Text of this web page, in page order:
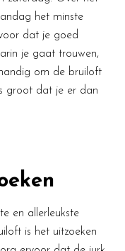
het minste
dat je goed
je gaat trouwen,
om de bruiloft
groot dat je er dan
en allerleukste
is het uitzoeken